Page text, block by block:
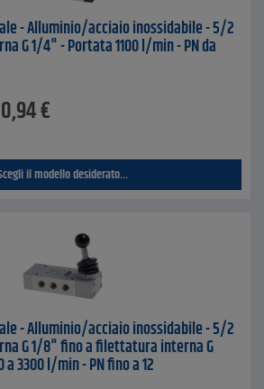
- Alluminio/acciaio inossidabile - 5/2
G 1/4" - Portata 1100 l/min - PN da
€
il modello desiderato...
- Alluminio/acciaio inossidabile - 5/2
G 1/8" fino a filettatura interna G
3300 l/min - PN fino a 12